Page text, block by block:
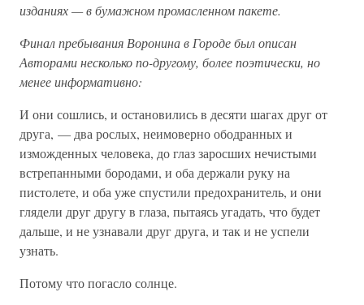
изданиях — в бумажном промасленном пакете.
Финал пребывания Воронина в Городе был описан
Авторами несколько по-другому, более поэтически, но
менее информативно:
И они сошлись, и остановились в десяти шагах друг от
друга, — два рослых, неимоверно ободранных и
изможденных человека, до глаз заросших нечистыми
встрепанными бородами, и оба держали руку на
пистолете, и оба уже спустили предохранитель, и они
глядели друг другу в глаза, пытаясь угадать, что будет
дальше, и не узнавали друг друга, и так и не успели
узнать.
Потому что погасло солнце.